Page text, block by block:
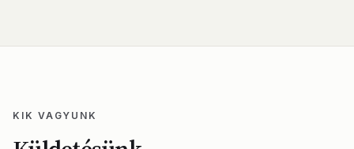
KIK VAGYUNK